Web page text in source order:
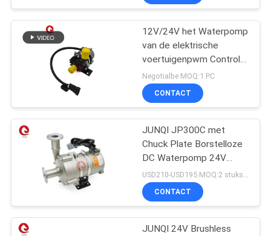
SITEMAP
PRIVACYBELEID
12V/24V het Waterpomp
van de elektrische
voertuigenpwm Controle
BLDC voor Voertuigen
Koelsysteem
Negotialbe MOQ:1 PC
CONTACT
JUNQI JP300C met
Chuck Plate Borstelloze
DC Waterpomp 24V
300W Voor Koelsysteem
Datacenter
CONTACT
JUNQI 24V Brushless